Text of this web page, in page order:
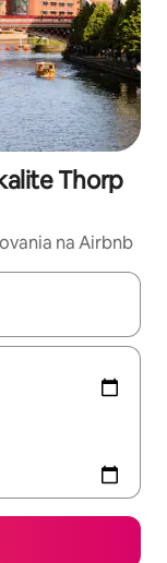
Thorp
na Airbnb
ich prechádzať